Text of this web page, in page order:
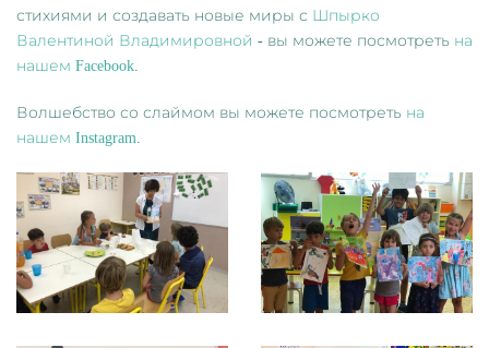
стихиями и создавать новые миры с Шпырко
Валентиной Владимировной - вы можете посмотреть на
нашем Facebook.
Волшебство со слаймом вы можете посмотреть на
нашем Instagram.